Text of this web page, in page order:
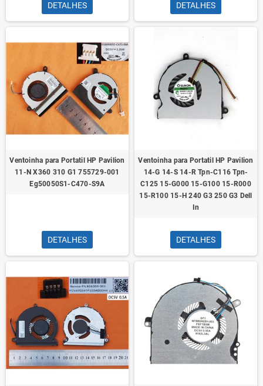
DETALHES DETALHES
Ventoinha para Portatil HP Pavilion
11-N X360 310 G1 755729-001
Eg50050S1-C470-S9A
DETALHES
Ventoinha para Portatil HP Pavilion
14-G 14-S 14-R Tpn-C116 Tpn-
C125 15-G000 15-G100 15-R000
15-R100 15-H 240 G3 250 G3 Dell
In
DETALHES